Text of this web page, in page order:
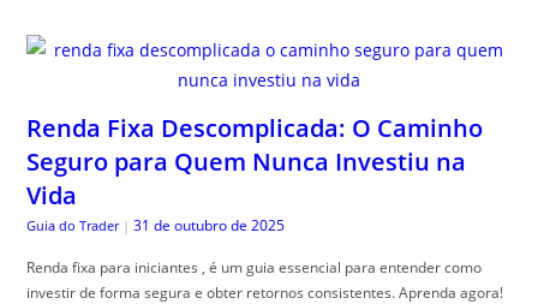
Renda Fixa Descomplicada: O Caminho
Seguro para Quem Nunca Investiu na
Vida
Guia do Trader | 31 de outubro de 2025
Renda fixa para iniciantes , é um guia essencial para entender como
investir de forma segura e obter retornos consistentes. Aprenda agora!